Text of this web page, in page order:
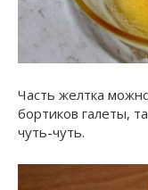
Часть желтка
бортиков галеты,
чуть-чуть.